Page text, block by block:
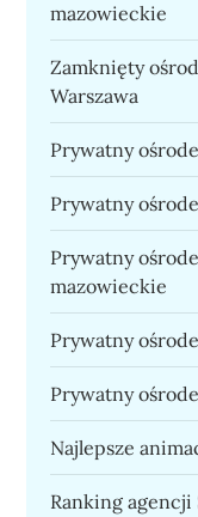
mazowieckie
Zamknięty
Warszawa
Prywatny
Prywatny
Prywatny
mazowieckie
Prywatny
Prywatny
Najlepsze
Ranking agencji